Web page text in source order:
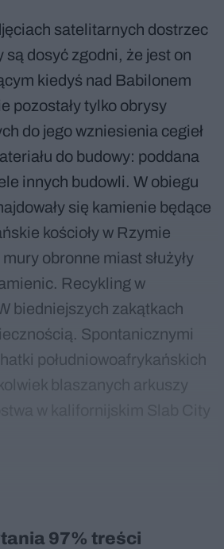
satelitarnych dostrzec
dosyć zgodni, że jest on
kiedyś nad Babilonem
pozostały tylko obrysy
do jego wzniesienia cegieł
do budowy: poddana
innych budowli. W obiegu
się kamienie będące
kościoły w Rzymie
obronne miast służyły
Recykling w
biedniejszych zakątkach
Spontanicznymi
południowoafrykańskich
blaszanych arkuszy
97% treści